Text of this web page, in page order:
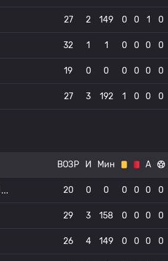
27 2 149 0 0 1 0
32 1 1 0 0 0 0
19 0 0 0 0 0 0
27 3 192 1 0 0 0
ВОЗР И Мин А
20 0 0 0 0 0 0
29 3 158 0 0 0 0
26 4 149 0 0 0 0